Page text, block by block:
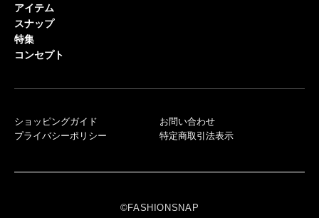
アイテム
スナップ
特集
コンセプト
ショッピングガイド
プライバシーポリシー
お問い合わせ
特定商取引法表示
©FASHIONSNAP